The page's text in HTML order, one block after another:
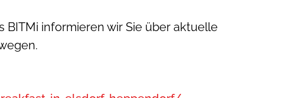
informieren wir Sie über aktuelle